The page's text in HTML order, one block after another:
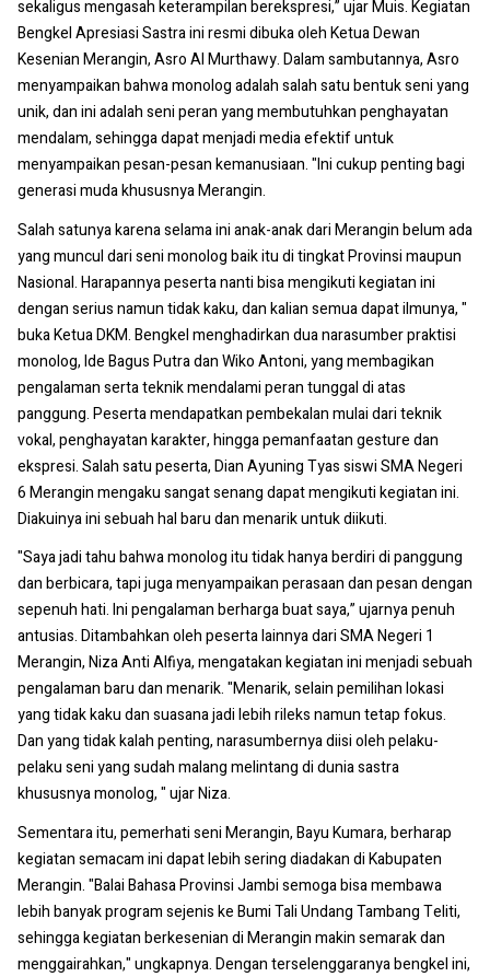
sekaligus mengasah keterampilan berekspresi,” ujar Muis. Kegiatan
Bengkel Apresiasi Sastra ini resmi dibuka oleh Ketua Dewan
Kesenian Merangin, Asro Al Murthawy. Dalam sambutannya, Asro
menyampaikan bahwa monolog adalah salah satu bentuk seni yang
unik, dan ini adalah seni peran yang membutuhkan penghayatan
mendalam, sehingga dapat menjadi media efektif untuk
menyampaikan pesan-pesan kemanusiaan. "Ini cukup penting bagi
generasi muda khususnya Merangin.
Salah satunya karena selama ini anak-anak dari Merangin belum ada
yang muncul dari seni monolog baik itu di tingkat Provinsi maupun
Nasional. Harapannya peserta nanti bisa mengikuti kegiatan ini
dengan serius namun tidak kaku, dan kalian semua dapat ilmunya, "
buka Ketua DKM. Bengkel menghadirkan dua narasumber praktisi
monolog, Ide Bagus Putra dan Wiko Antoni, yang membagikan
pengalaman serta teknik mendalami peran tunggal di atas
panggung. Peserta mendapatkan pembekalan mulai dari teknik
vokal, penghayatan karakter, hingga pemanfaatan gesture dan
ekspresi. Salah satu peserta, Dian Ayuning Tyas siswi SMA Negeri
6 Merangin mengaku sangat senang dapat mengikuti kegiatan ini.
Diakuinya ini sebuah hal baru dan menarik untuk diikuti.
"Saya jadi tahu bahwa monolog itu tidak hanya berdiri di panggung
dan berbicara, tapi juga menyampaikan perasaan dan pesan dengan
sepenuh hati. Ini pengalaman berharga buat saya,” ujarnya penuh
antusias. Ditambahkan oleh peserta lainnya dari SMA Negeri 1
Merangin, Niza Anti Alfiya, mengatakan kegiatan ini menjadi sebuah
pengalaman baru dan menarik. "Menarik, selain pemilihan lokasi
yang tidak kaku dan suasana jadi lebih rileks namun tetap fokus.
Dan yang tidak kalah penting, narasumbernya diisi oleh pelaku-
pelaku seni yang sudah malang melintang di dunia sastra
khususnya monolog, " ujar Niza.
Sementara itu, pemerhati seni Merangin, Bayu Kumara, berharap
kegiatan semacam ini dapat lebih sering diadakan di Kabupaten
Merangin. "Balai Bahasa Provinsi Jambi semoga bisa membawa
lebih banyak program sejenis ke Bumi Tali Undang Tambang Teliti,
sehingga kegiatan berkesenian di Merangin makin semarak dan
menggairahkan," ungkapnya. Dengan terselenggaranya bengkel ini,